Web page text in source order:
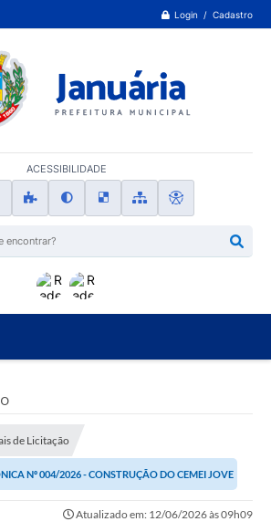
Login / Cadastro
ACESSIBILIDADE
de Licitação
Nº 004/2026 - CONSTRUÇÃO DO CEMEI JOVE
Atualizado em: 12/06/2026 às 09h09